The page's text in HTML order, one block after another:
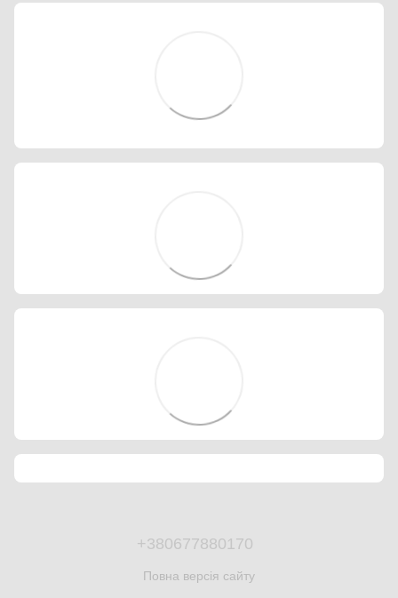
+380677880170
Повна версія сайту